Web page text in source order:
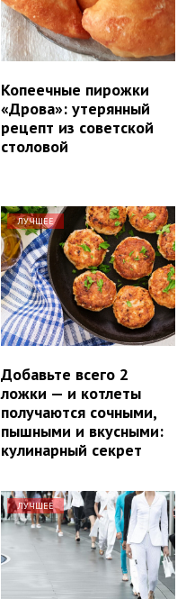
Копеечные пирожки
«Дрова»: утерянный
рецепт из советской
столовой
ЛУЧШЕЕ
Добавьте всего 2
ложки — и котлеты
получаются сочными,
пышными и вкусными:
кулинарный секрет
ЛУЧШЕЕ